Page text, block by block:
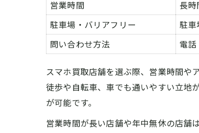
営業時間
長
駐車場・バリアフリー
駐車
問い合わせ方法
電話
スマホ買取店舗を選ぶ際、営業時間や
徒歩や自転車、車でも通いやすい立地
が可能です。
営業時間が長い店舗や年中無休の店舗